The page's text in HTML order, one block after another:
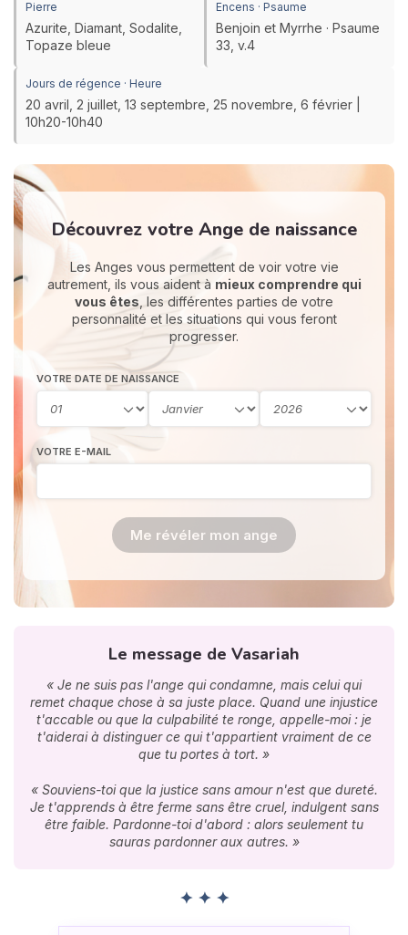
Pierre
Azurite, Diamant, Sodalite,
Topaze bleue
Encens · Psaume
Benjoin et Myrrhe · Psaume
33, v.4
Jours de régence · Heure
20 avril, 2 juillet, 13 septembre, 25 novembre, 6 février |
10h20-10h40
Découvrez votre Ange de naissance
Les Anges vous permettent de voir votre vie
autrement, ils vous aident à mieux comprendre qui
vous êtes , les différentes parties de votre
personnalité et les situations qui vous feront
progresser.
VOTRE DATE DE NAISSANCE
VOTRE E-MAIL
Me révéler mon ange
Le message de Vasariah
« Je ne suis pas l'ange qui condamne, mais celui qui
remet chaque chose à sa juste place. Quand une injustice
t'accable ou que la culpabilité te ronge, appelle-moi : je
t'aiderai à distinguer ce qui t'appartient vraiment de ce
que tu portes à tort. »
« Souviens-toi que la justice sans amour n'est que dureté.
Je t'apprends à être ferme sans être cruel, indulgent sans
être faible. Pardonne-toi d'abord : alors seulement tu
sauras pardonner aux autres. »
✦ ✦ ✦